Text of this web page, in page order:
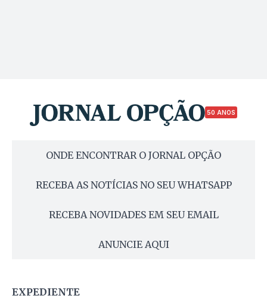
50 ANOS
ONDE ENCONTRAR O JORNAL OPÇÃO
RECEBA AS NOTÍCIAS NO SEU WHATSAPP
RECEBA NOVIDADES EM SEU EMAIL
ANUNCIE AQUI
EXPEDIENTE